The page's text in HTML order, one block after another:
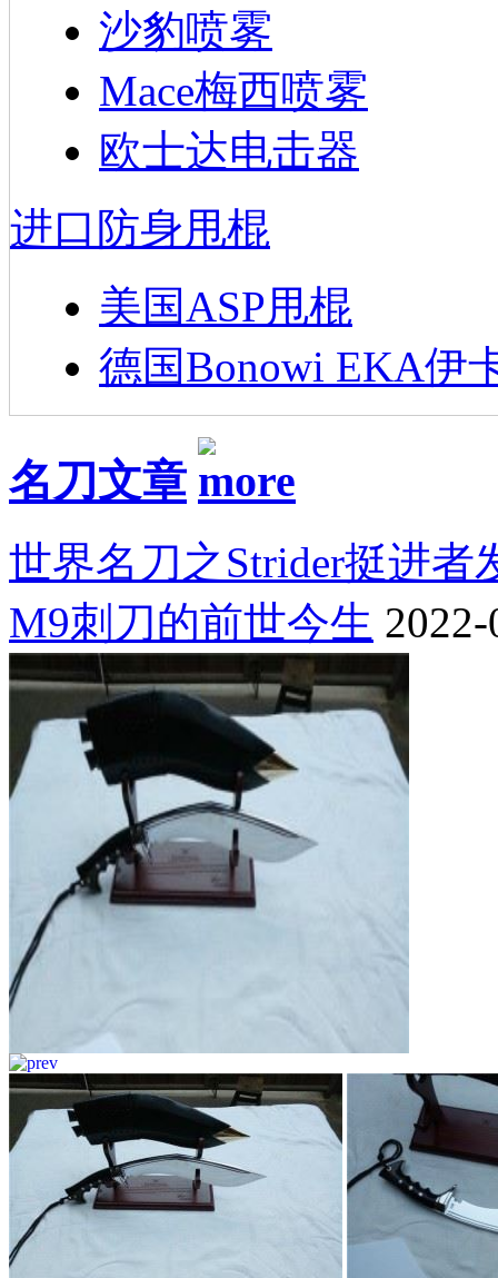
沙豹喷雾
Mace梅西喷雾
欧士达电击器
进口防身甩棍
美国ASP甩棍
德国Bonowi EKA伊
名刀文章
世界名刀之Strider挺进者
M9刺刀的前世今生